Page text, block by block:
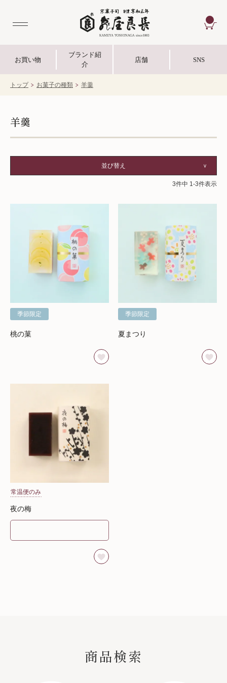
お買い物
ブランド紹
介
店舗 SNS
トップ お菓子の種類 羊羹
羊羹
並び替え
3件中 1-3件表示
季節限定
桃の菓
季節限定
夏まつり
常温便のみ
夜の梅
商品検索